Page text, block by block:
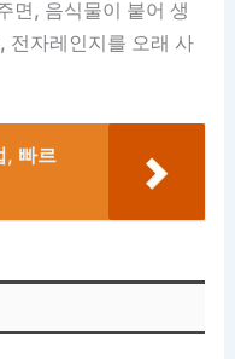
면, 음식물이 붙어 생
전자레인지를 오래 사
, 빠르